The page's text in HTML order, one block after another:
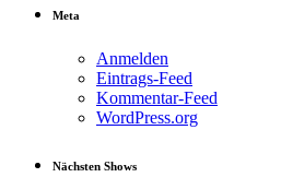
Meta
Anmelden
Eintrags-Feed
Kommentar-Feed
WordPress.org
Nächsten Shows